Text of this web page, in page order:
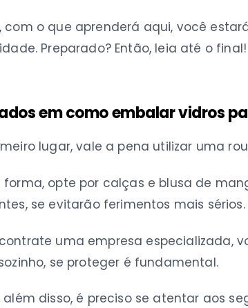
com o que aprenderá aqui, você
Preparado? Então, leia até o final!
em como embalar vidros
lugar, vale a pena utilizar uma
forma, opte por calças e blusa de
se evitarão ferimentos mais sérios.
uma empresa especializada,
se proteger é fundamental.
além disso, é preciso se atentar aos